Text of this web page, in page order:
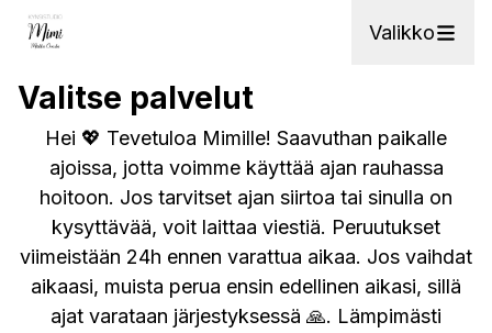
Valikko
Valitse palvelut
Hei 💖 Tevetuloa Mimille! Saavuthan paikalle
ajoissa, jotta voimme käyttää ajan rauhassa
hoitoon. Jos tarvitset ajan siirtoa tai sinulla on
kysyttävää, voit laittaa viestiä. Peruutukset
viimeistään 24h ennen varattua aikaa. Jos vaihdat
aikaasi, muista perua ensin edellinen aikasi, sillä
ajat varataan järjestyksessä 🙏. Lämpimästi